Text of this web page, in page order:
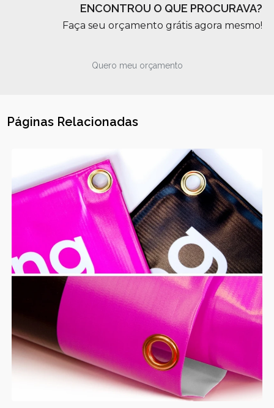
ENCONTROU O QUE PROCURAVA?
Faça seu orçamento grátis agora mesmo!
Quero meu orçamento
Páginas Relacionadas